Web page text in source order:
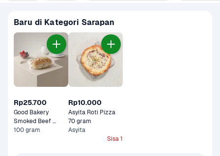
Baru di Kategori Sarapan
Rp25.700
Good Bakery
Smoked Beef
Cheese Sourdough
100 gram
Rp10.000
Asyita Roti Pizza
70 gram
Asyita
Sisa 1